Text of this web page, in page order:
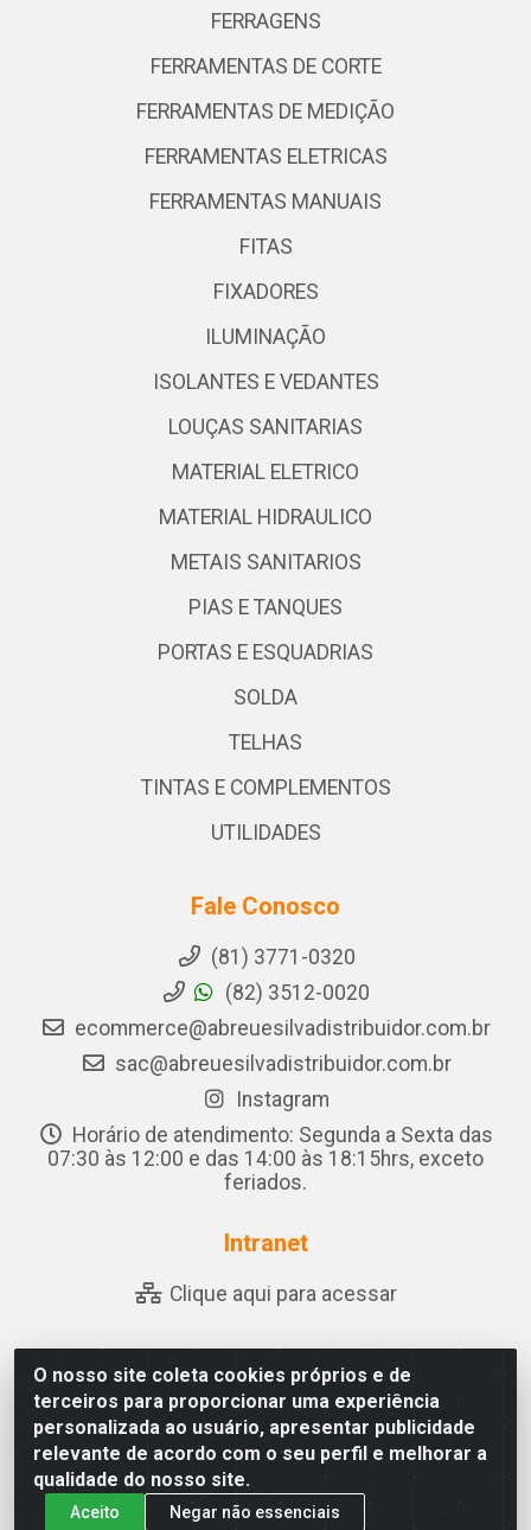
O nosso site coleta cookies próprios e de
terceiros para proporcionar uma experiência
personalizada ao usuário, apresentar publicidade
relevante de acordo com o seu perfil e melhorar a
qualidade do nosso site.
Aceito Negar não essenciais
FERRAGENS
FERRAMENTAS DE CORTE
FERRAMENTAS DE MEDIÇÃO
FERRAMENTAS ELETRICAS
FERRAMENTAS MANUAIS
FITAS
FIXADORES
ILUMINAÇÃO
ISOLANTES E VEDANTES
LOUÇAS SANITARIAS
MATERIAL ELETRICO
MATERIAL HIDRAULICO
METAIS SANITARIOS
PIAS E TANQUES
PORTAS E ESQUADRIAS
SOLDA
TELHAS
TINTAS E COMPLEMENTOS
UTILIDADES
Fale Conosco
(81) 3771-0320
(82) 3512-0020
ecommerce@abreuesilvadistribuidor.com.br
sac@abreuesilvadistribuidor.com.br
Instagram
Horário de atendimento: Segunda a Sexta das
07:30 às 12:00 e das 14:00 às 18:15hrs, exceto
feriados.
Intranet
Clique aqui para acessar
Abreu & Silva - Rua Padre Jose de Souza Leite, 265 - Ariado,
Olho D'Água das Flores/AL - CEP 57.442-000 - CNPJ
04.790.656/0001-06